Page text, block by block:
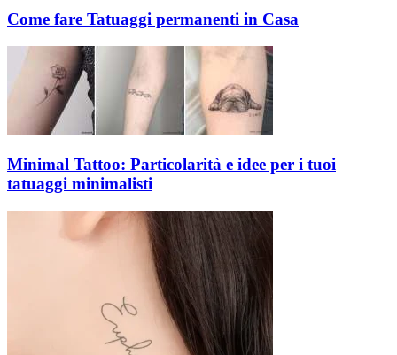
Come fare Tatuaggi permanenti in Casa
Minimal Tattoo: Particolarità e idee per i tuoi
tatuaggi minimalisti